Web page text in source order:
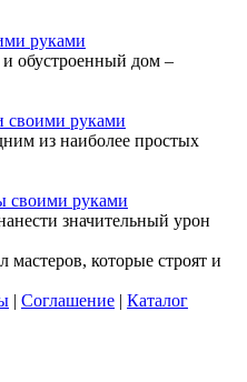
руками
обустроенный дом –
своими руками
из наиболее простых
своими руками
значительный урон
которые строят и
| Соглашение | Каталог